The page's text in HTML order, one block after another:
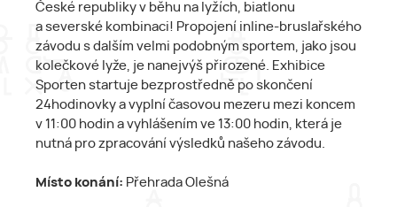
České republiky v běhu na lyžích, biatlonu
a severské kombinaci! Propojení inline-bruslařského
závodu s dalším velmi podobným sportem, jako jsou
kolečkové lyže, je nanejvýš přirozené. Exhibice
Sporten startuje bezprostředně po skončení
24hodinovky a vyplní časovou mezeru mezi koncem
v 11:00 hodin a vyhlášením ve 13:00 hodin, která je
nutná pro zpracování výsledků našeho závodu.
Místo konání: Přehrada Olešná